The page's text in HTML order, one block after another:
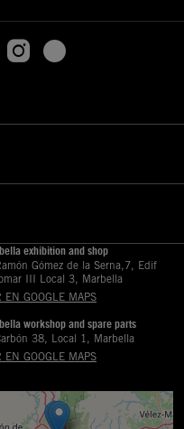
exhibition and shop
Gómez de la Serna,7, Edif
III Local 3, Marbella
EN GOOGLE MAPS
workshop and spare parts
38, Local 1, Marbella
EN GOOGLE MAPS